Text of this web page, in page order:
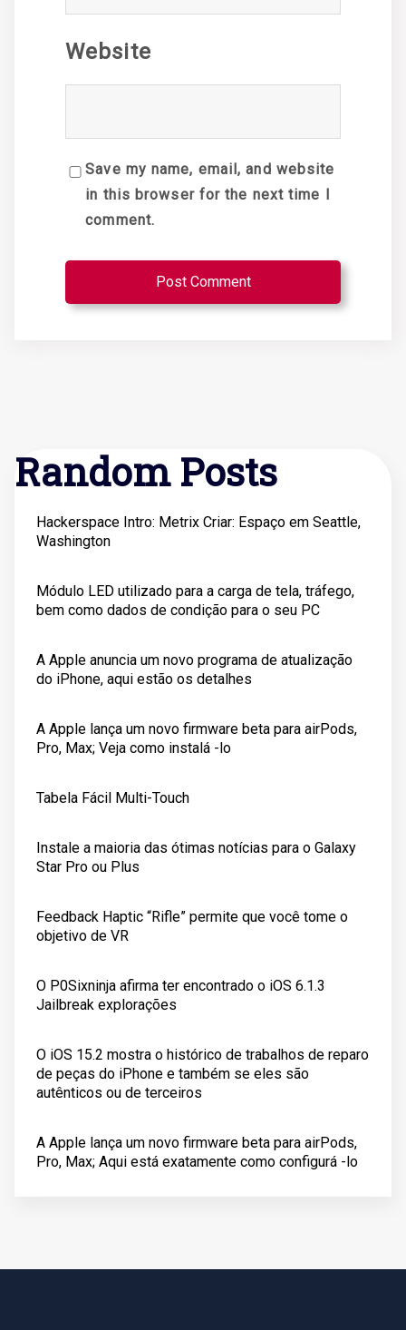
Website
Save my name, email, and website
in this browser for the next time I
comment.
Random Posts
Hackerspace Intro: Metrix Criar: Espaço em Seattle,
Washington
Módulo LED utilizado para a carga de tela, tráfego,
bem como dados de condição para o seu PC
A Apple anuncia um novo programa de atualização
do iPhone, aqui estão os detalhes
A Apple lança um novo firmware beta para airPods,
Pro, Max; Veja como instalá -lo
Tabela Fácil Multi-Touch
Instale a maioria das ótimas notícias para o Galaxy
Star Pro ou Plus
Feedback Haptic “Rifle” permite que você tome o
objetivo de VR
O P0Sixninja afirma ter encontrado o iOS 6.1.3
Jailbreak explorações
O iOS 15.2 mostra o histórico de trabalhos de reparo
de peças do iPhone e também se eles são
autênticos ou de terceiros
A Apple lança um novo firmware beta para airPods,
Pro, Max; Aqui está exatamente como configurá -lo